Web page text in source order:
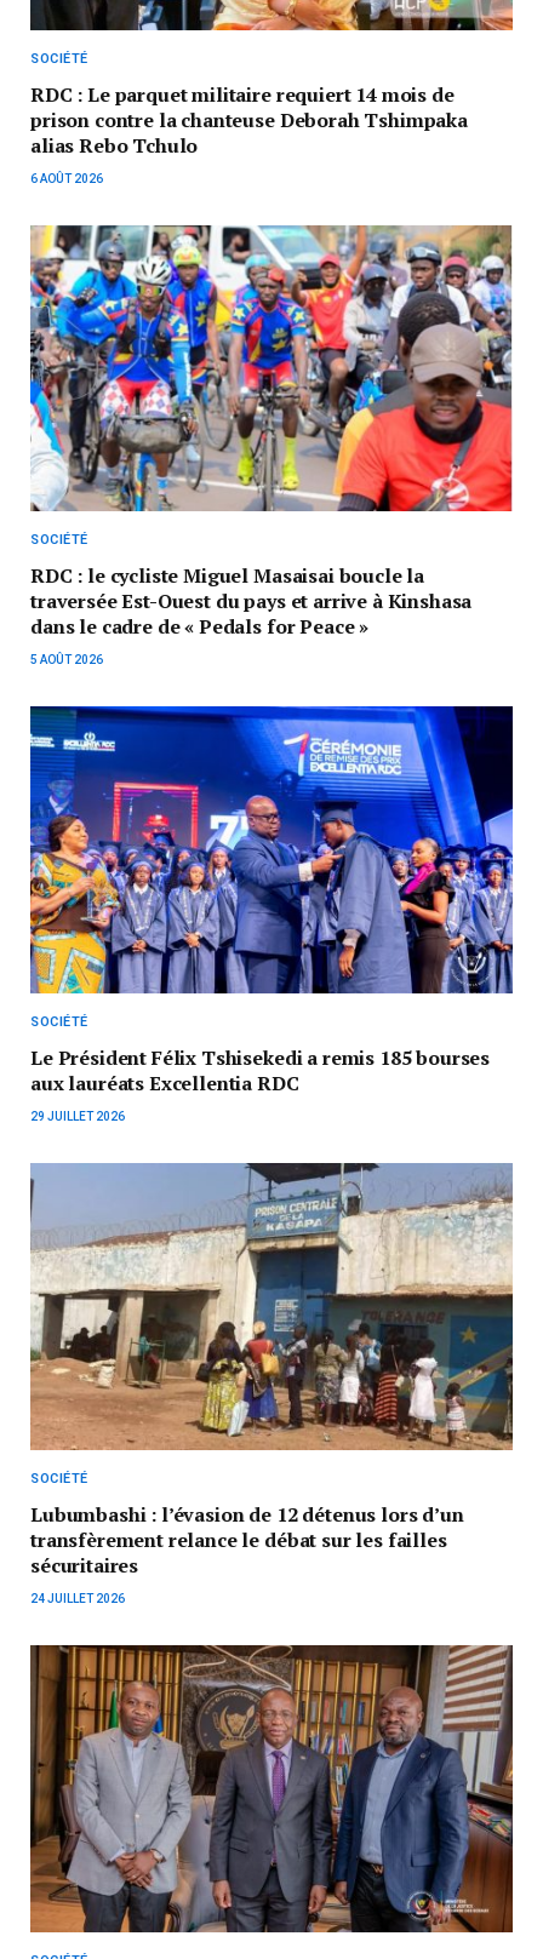
SOCIÉTÉ
RDC : Le parquet militaire requiert 14 mois de
prison contre la chanteuse Deborah Tshimpaka
alias Rebo Tchulo
6 AOÛT 2026
SOCIÉTÉ
RDC : le cycliste Miguel Masaisai boucle la
traversée Est-Ouest du pays et arrive à Kinshasa
dans le cadre de « Pedals for Peace »
5 AOÛT 2026
SOCIÉTÉ
Le Président Félix Tshisekedi a remis 185 bourses
aux lauréats Excellentia RDC
29 JUILLET 2026
SOCIÉTÉ
Lubumbashi : l’évasion de 12 détenus lors d’un
transfèrement relance le débat sur les failles
sécuritaires
24 JUILLET 2026